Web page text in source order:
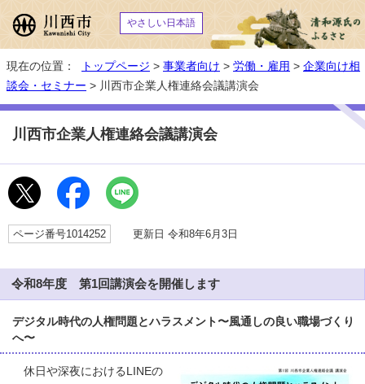
やさしい日本語
現在の位置： トップページ > 事業者向け > 労働・雇用 > 企業向け相
談会・セミナー > 川西市企業人権連絡会議講演会
川西市企業人権連絡会議講演会
ページ番号1014252 更新日 令和8年6月3日
令和8年度 第1回講演会を開催します
デジタル時代の人権問題とハラスメント〜風通しの良い職場づくり
へ〜
休日や深夜におけるLINEの